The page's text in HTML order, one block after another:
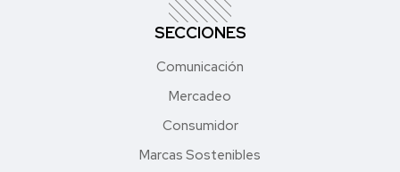
SECCIONES
Comunicación
Mercadeo
Consumidor
Marcas Sostenibles